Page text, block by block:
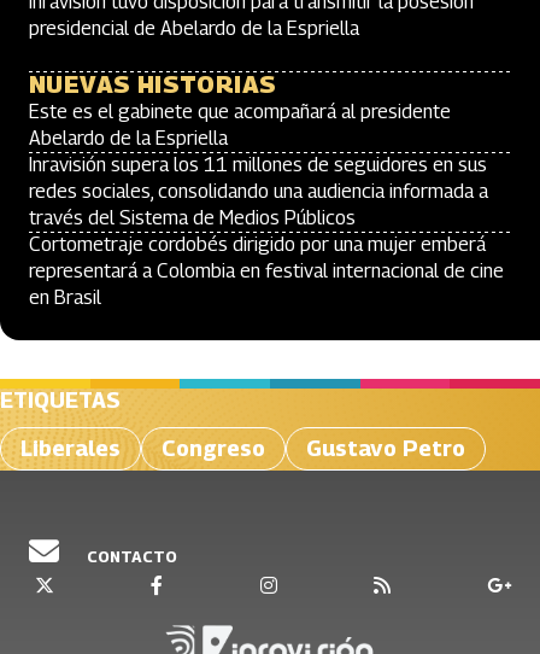
presidencial de Abelardo de la Espriella
NUEVAS HISTORIAS
Este es el gabinete que acompañará al presidente
Abelardo de la Espriella
Inravisión supera los 11 millones de seguidores en sus
redes sociales, consolidando una audiencia informada a
través del Sistema de Medios Públicos
Cortometraje cordobés dirigido por una mujer emberá
representará a Colombia en festival internacional de cine
en Brasil
ETIQUETAS
Liberales
Congreso Gustavo Petro
CONTACTO